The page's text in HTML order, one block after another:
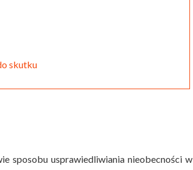
skutku
sposobu usprawiedliwiania nieobecności w